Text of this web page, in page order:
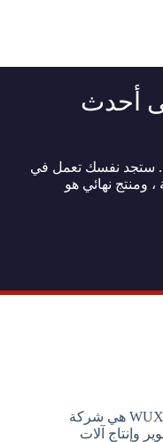
أحدث
ستجد نفسك تعمل في
ومنتج نهائي هو
WUXI SUNWAY MACHINERY CO. ، LTD هي شركة
وإنتاج آلات